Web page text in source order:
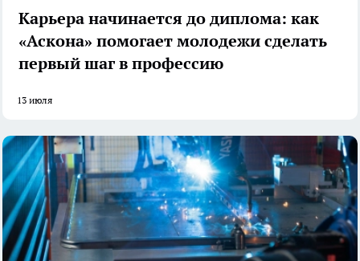
Карьера начинается до диплома: как
«Аскона» помогает молодежи сделать
первый шаг в профессию
13 июля